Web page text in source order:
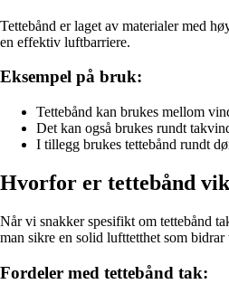
Tettebånd er laget av materialer med
en effektiv luftbarriere.
Eksempel på bruk:
Tettebånd kan brukes mellom
Det kan også brukes rundt
I tillegg brukes tettebånd rundt
Hvorfor er tettebånd
Når vi snakker spesifikt om tettebånd
man sikre en solid lufttetthet som
Fordeler med tettebånd tak: